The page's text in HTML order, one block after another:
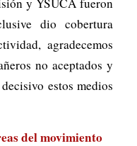
dio cobertura
agradecemos
no aceptados y
estos medios
del movimiento